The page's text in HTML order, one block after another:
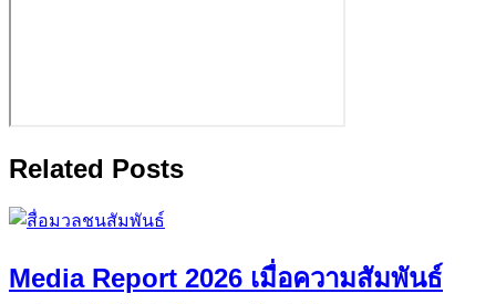
Related Posts
Media Report 2026 เมื่อความสัมพันธ์